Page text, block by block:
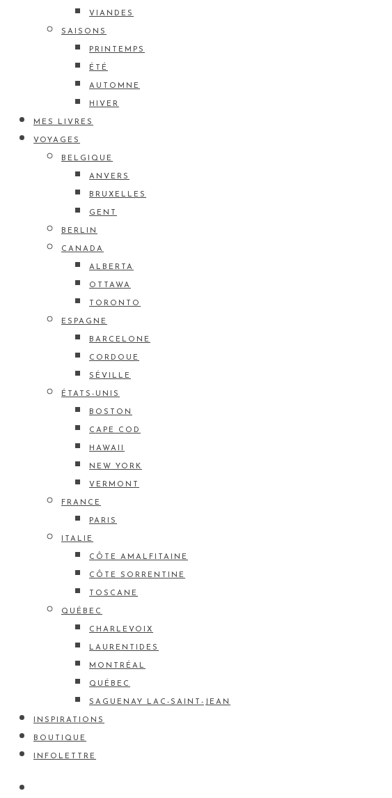
VIANDES
SAISONS
PRINTEMPS
ÉTÉ
AUTOMNE
HIVER
MES LIVRES
VOYAGES
BELGIQUE
ANVERS
BRUXELLES
GENT
BERLIN
CANADA
ALBERTA
OTTAWA
TORONTO
ESPAGNE
BARCELONE
CORDOUE
SÉVILLE
ÉTATS-UNIS
BOSTON
CAPE COD
HAWAII
NEW YORK
VERMONT
FRANCE
PARIS
ITALIE
CÔTE AMALFITAINE
CÔTE SORRENTINE
TOSCANE
QUÉBEC
CHARLEVOIX
LAURENTIDES
MONTRÉAL
QUÉBEC
SAGUENAY LAC-SAINT-JEAN
INSPIRATIONS
BOUTIQUE
INFOLETTRE